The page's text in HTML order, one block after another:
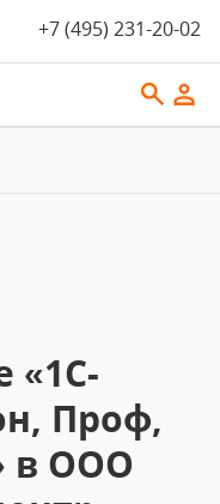
+7 (495) 231-20-02
«1С-
Проф,
в ООО